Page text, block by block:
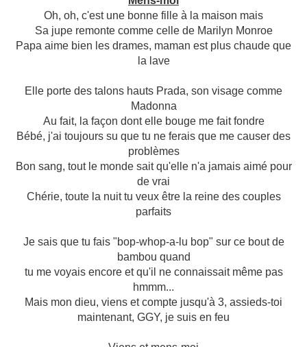
Oh, oh, c'est une bonne fille à la maison mais
Sa jupe remonte comme celle de Marilyn Monroe
Papa aime bien les drames, maman est plus chaude que
la lave
Elle porte des talons hauts Prada, son visage comme
Madonna
Au fait, la façon dont elle bouge me fait fondre
Bébé, j'ai toujours su que tu ne ferais que me causer des
problèmes
Bon sang, tout le monde sait qu'elle n'a jamais aimé pour
de vrai
Chérie, toute la nuit tu veux être la reine des couples
parfaits
Je sais que tu fais "bop-whop-a-lu bop" sur ce bout de
bambou quand
tu me voyais encore et qu'il ne connaissait même pas
hmmm...
Mais mon dieu, viens et compte jusqu'à 3, assieds-toi
maintenant, GGY, je suis en feu